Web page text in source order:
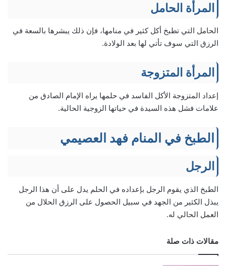
المرأة الحامل
الحامل التي تطبخ أكل كثير في منامها، فإن ذلك يبشرها بالسعة في
الرزق التي سوف تأتي لها بعد الولادة.
المرأة المتزوجة
إعداد المتزوجة الأكل الفاسد في حلمها يراه الإمام الصادق من
علامات فشل هذه السيدة في حياتها الزوجية الحالية.
الطبخ في المنام فهد العصيمي
الرجل
الطبخ الذي يقوم الرجل بإعداده في الحلم يدل على أن هذا الرجل
يبذل الكثير من الجهد في سبيل الحصول على الرزق الحلال من
العمل الحالي له.
مقالات ذات صلة